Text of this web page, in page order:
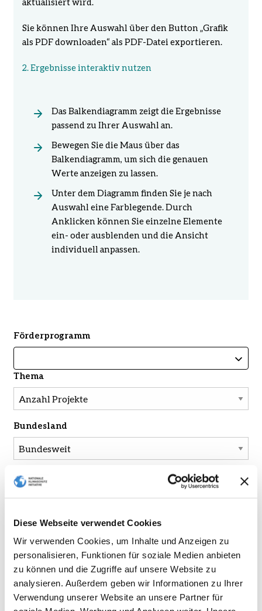
Diese Webseite verwendet Cookies
Wir verwenden Cookies, um Inhalte und Anzeigen zu
personalisieren, Funktionen für soziale Medien anbieten
zu können und die Zugriffe auf unsere Website zu
analysieren. Außerdem geben wir Informationen zu Ihrer
Verwendung unserer Website an unsere Partner für
Sie können Ihre Auswahl über den Button „Grafik
als PDF downloaden“ als PDF-Datei exportieren.
2. Ergebnisse interaktiv nutzen
Das Balkendiagramm zeigt die Ergebnisse
passend zu Ihrer Auswahl an.
Bewegen Sie die Maus über das
Balkendiagramm, um sich die genauen
Werte anzeigen zu lassen.
Unter dem Diagramm finden Sie je nach
Auswahl eine Farblegende. Durch
Anklicken können Sie einzelne Elemente
ein- oder ausblenden und die Ansicht
individuell anpassen.
Förderprogramm
Thema
Bundesland
Jahre
Wählen Sie bis zu fünf Jahre zur Anzeige aus.
2019
2018 2017 2016 2015
2013
2012 2011 2010 2009 2008